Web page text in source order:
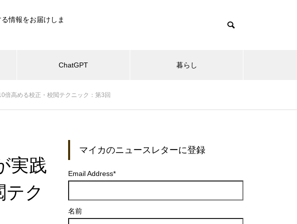
情報をお届けしま
ChatGPT 暮らし
倍高める校正・校閲テクニック：第3回
実践
ク
マイカのニュースレターに登録
Email Address*
名前